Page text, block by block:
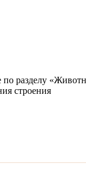
по разделу
строения